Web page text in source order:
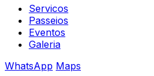
Servicos
Passeios
Eventos
Galeria
WhatsApp Maps